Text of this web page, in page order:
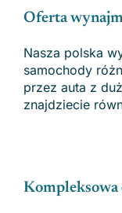
Oferta
Nasza polska
samochody
przez auta z
znajdziecie
Kompleksowa